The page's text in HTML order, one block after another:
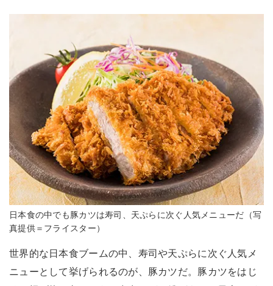
日本食の中でも豚カツは寿司、天ぷらに次ぐ人気メニューだ（写
真提供＝フライスター）
世界的な日本食ブームの中、寿司や天ぷらに次ぐ人気メ
ニューとして挙げられるのが、豚カツだ。豚カツをはじ